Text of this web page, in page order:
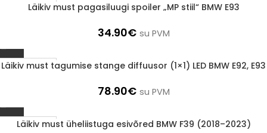
1-3 D.D.
Läikiv must pagasiluugi spoiler „MP stiil“ BMW E93
34.90€ su PVM
1-3 D.D.
Läikiv must tagumise stange diffuusor (1×1) LED BMW E92, E93
78.90€ su PVM
1-3 D.D.
Läikiv must üheliistuga esivõred BMW F39 (2018–2023)